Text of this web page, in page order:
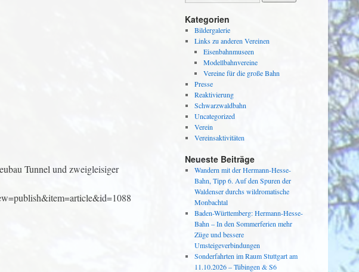
Tunnel und zweigleisiger
Kategorien
Bildergalerie
Links zu anderen Vereinen
Eisenbahnmuseen
Modellbahnvereine
Vereine für die große Bahn
Presse
Reaktivierung
Schwarzwaldbahn
Uncategorized
Verein
Vereinsaktivitäten
Neueste Beiträge
Wandern mit der Hermann-Hesse-
Bahn, Tipp 6. Auf den Spuren der
Waldenser durchs wildromatische
Monbachtal
Baden-Württemberg: Hermann-Hesse-
Bahn – In den Sommerferien mehr
Züge und bessere
Umsteigeverbindungen
Sonderfahrten im Raum Stuttgart am
11.10.2026 – Tübingen & S6